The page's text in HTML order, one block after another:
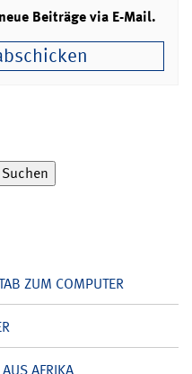
Beiträge via E-Mail.
ZUM COMPUTER
AFRIKA